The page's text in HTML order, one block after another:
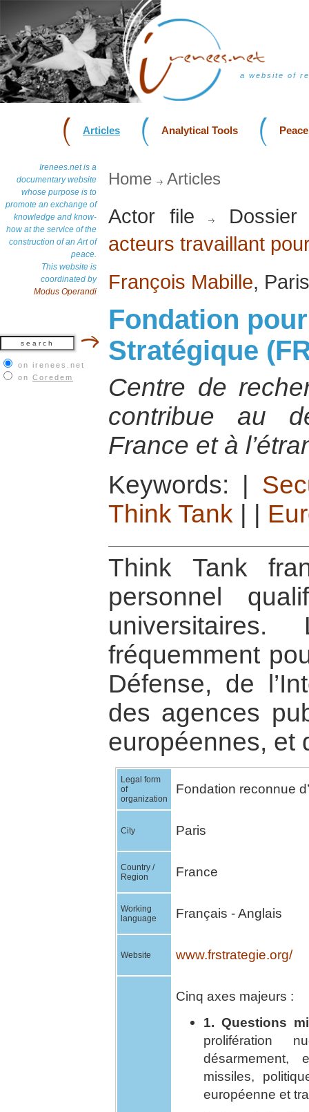
a website of
Articles Analytical Tools
Irenees.net is a
documentary website
whose purpose is to
promote an exchange of
knowledge and know-
how at the service of the
construction of an Art of
peace.
This website is
coordinated by
Modus Operandi
on irenees.net
on Coredem
Home Articles
Actor file
acteurs travaillant
François Mabille,
Fondation
Stratégique
Centre de
contribue au
France et à
Keywords:
Think Tank
Think Tank
personnel
fréquemment
Défense, de
des agences
européennes, et
Legal form
of
organization
Fondation reconnue
City Paris
Country /
Region
France
Working
language
Français - Anglais
Website www.frstrategie.org/
Cinq axes majeurs :
1. Questions
prolifération
désarmement,
missiles,
européenne et